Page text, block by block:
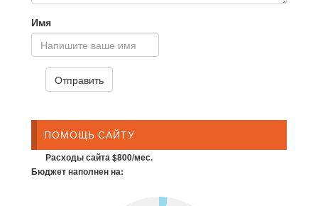
Имя
ПОМОЩЬ САЙТУ
Расходы сайта $800/мес.
Бюджет наполнен на: